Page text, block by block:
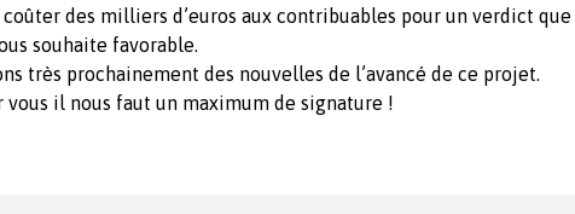
des milliers d’euros aux contribuables pour un verdict que
souhaite favorable.
très prochainement des nouvelles de l’avancé de ce projet.
vous il nous faut un maximum de signature !